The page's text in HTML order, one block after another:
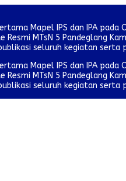
Mapel IPS dan IPA
MTsN 5 Pandeglang
seluruh kegiatan serta
Mapel IPS dan IPA
MTsN 5 Pandeglang
seluruh kegiatan serta